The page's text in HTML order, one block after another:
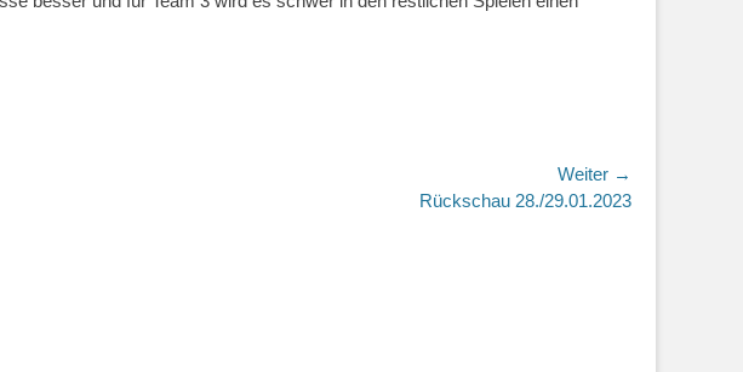
Weiter →
Rückschau 28./29.01.2023